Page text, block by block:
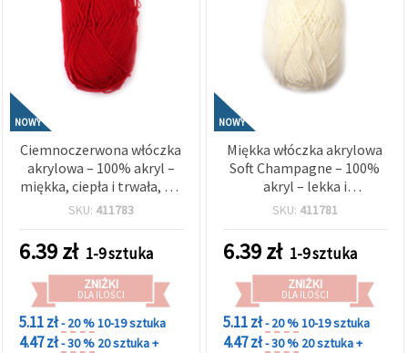
NOWY
Ciemnoczerwona włóczka
akrylowa – 100% akryl –
miękka, ciepła i trwała, ok.
50 g
SKU: 411783
6.39zł 1-9 sztuka
ZNIŻKI
DLA ILOŚCI
5.11 zł- 20 %10-19 sztuka
4.47 zł- 30 % 20 sztuka +
NOWY
Miękka włóczka akrylowa
Soft Champagne – 100%
akryl – lekka i
uniwersalna, ok. 50 g
SKU: 411781
6.39zł 1-9 sztuka
ZNIŻKI
DLA ILOŚCI
5.11 zł- 20 %10-19 sztuka
4.47 zł- 30 % 20 sztuka +